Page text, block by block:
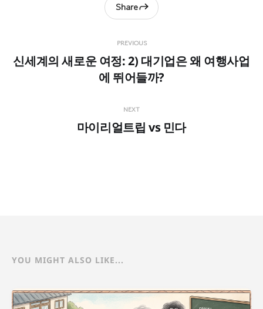
PREVIOUS
신세계의 새로운 여정: 2) 대기업은 왜 여행사업
에 뛰어들까?
Share
NEXT
마이리얼트립 vs 민다
YOU MIGHT ALSO LIKE...